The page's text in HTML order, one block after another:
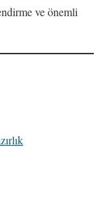
ve önemli